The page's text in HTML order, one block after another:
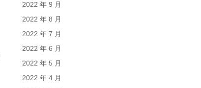
2022 年 9 月
2022 年 8 月
2022 年 7 月
2022 年 6 月
2022 年 5 月
2022 年 4 月